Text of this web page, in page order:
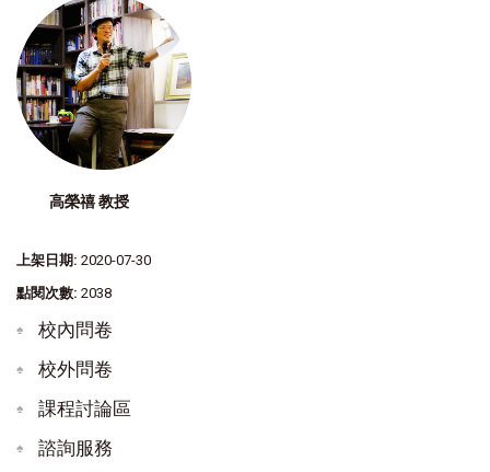
高榮禧 教授
上架日期: 2020-07-30
點閱次數: 2038
校內問卷
校外問卷
課程討論區
諮詢服務